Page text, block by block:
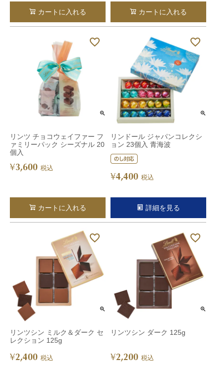
カートに入れる カートに入れる
リンツ チョコウェイファー フ
ァミリーパック シーズナル 20
個入
¥3,600 税込
カートに入れる
リンドール ジャパンコレクシ
ョン 23個入 青海波
¥4,400 税込
詳細を見る
リンツシン ミルク＆ダーク セ
レクション 125g
¥2,400 税込
リンツシン ダーク 125g
¥2,200 税込